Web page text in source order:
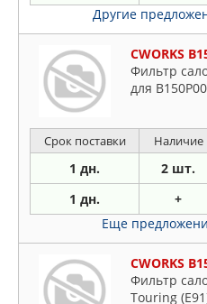
Другие
CWORKS
Фильтр
для
Срок поставки Наличие
1 дн. 2 шт.
1 дн. +
Еще
CWORKS
Фильтр
Touring